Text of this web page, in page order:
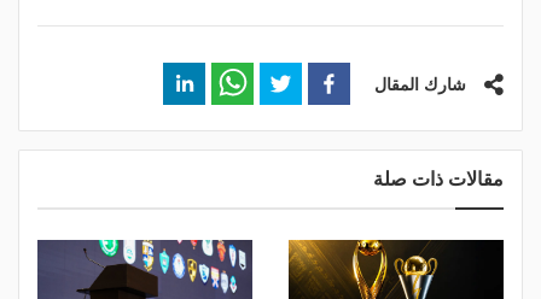
شارك المقال
مقالات ذات صلة